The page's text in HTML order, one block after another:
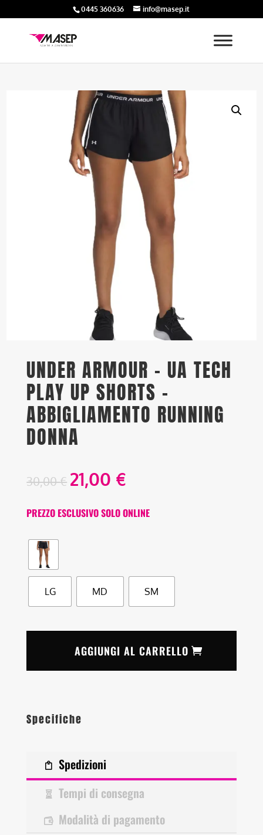
0445 360636 info@masep.it
UNDER ARMOUR – UA TECH
PLAY UP SHORTS –
ABBIGLIAMENTO RUNNING
DONNA
30,00€ 21,00 €
PREZZO ESCLUSIVO SOLO ONLINE
LG MD SM
AGGIUNGI AL CARRELLO
Specifiche
Spedizioni
Tempi di consegna
Modalità di pagamento